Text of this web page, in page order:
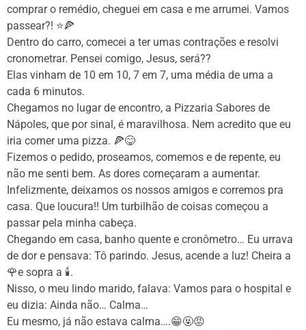
comprar o remédio, cheguei em casa e me arrumei. Vamos
passear?! ⭐🍕
Dentro do carro, comecei a ter umas contrações e resolvi
cronometrar. Pensei comigo, Jesus, será??
Elas vinham de 10 em 10, 7 em 7, uma média de uma a
cada 6 minutos.
Chegamos no lugar de encontro, a Pizzaria Sabores de
Nápoles, que por sinal, é maravilhosa. Nem acredito que eu
iria comer uma pizza. 🍕😋
Fizemos o pedido, proseamos, comemos e de repente, eu
não me senti bem. As dores começaram a aumentar.
Infelizmente, deixamos os nossos amigos e corremos pra
casa. Que loucura!! Um turbilhão de coisas começou a
passar pela minha cabeça.
Chegando em casa, banho quente e cronômetro… Eu urrava
de dor e pensava: Tô parindo. Jesus, acende a luz! Cheira a
🌹e sopra a 🕯️.
Nisso, o meu lindo marido, falava: Vamos para o hospital e
eu dizia: Ainda não… Calma…
Eu mesmo, já não estava calma….😁🤬😡